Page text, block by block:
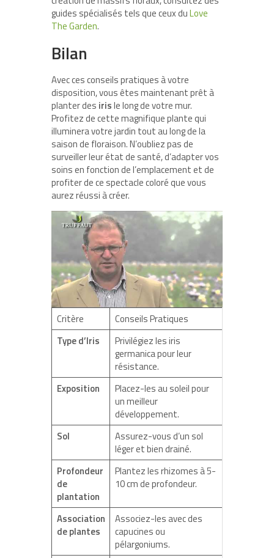
guides spécialisés tels que ceux duLove
The Garden.
Bilan
Avec ces conseils pratiques à votre
disposition, vous êtes maintenant prêt à
planter des irisle long de votre mur.
Profitez de cette magnifique plante qui
illuminera votre jardin tout au long de la
saison de floraison. N’oubliez pas de
surveiller leur état de santé, d’adapter vos
soins en fonction de l’emplacement et de
profiter de ce spectacle coloré que vous
aurez réussi à créer.
Critère
Conseils Pratiques
Type d’Iris
Privilégiez les iris
germanica pour leur
résistance.
Exposition
Placez-les au soleil pour
un meilleur
développement.
Sol
Assurez-vous d’un sol
léger et bien drainé.
Profondeur
de
plantation
Plantez les rhizomes à 5-
10 cm de profondeur.
Association
de plantes
Associez-les avec des
capucines ou
pélargoniums.